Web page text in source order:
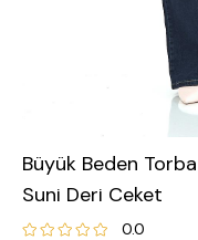
Büyük Beden
Suni Deri Ceket
0.0